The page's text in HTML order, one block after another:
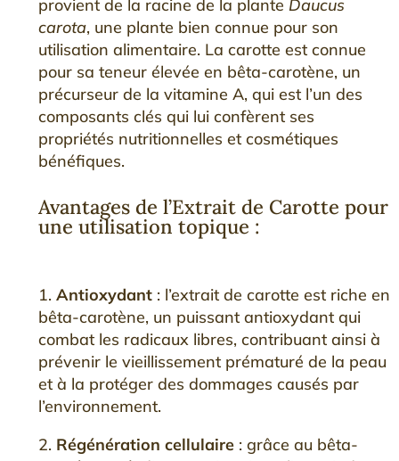
provient de la racine de la plante Daucus
carota, une plante bien connue pour son
utilisation alimentaire. La carotte est connue
pour sa teneur élevée en bêta-carotène, un
précurseur de la vitamine A, qui est l’un des
composants clés qui lui confèrent ses
propriétés nutritionnelles et cosmétiques
bénéfiques.
Avantages de l’Extrait de Carotte pour
une utilisation topique :
1. Antioxydant: l’extrait de carotte est riche en
bêta-carotène, un puissant antioxydant qui
combat les radicaux libres, contribuant ainsi à
prévenir le vieillissement prématuré de la peau
et à la protéger des dommages causés par
l’environnement.
2. Régénération cellulaire: grâce au bêta-